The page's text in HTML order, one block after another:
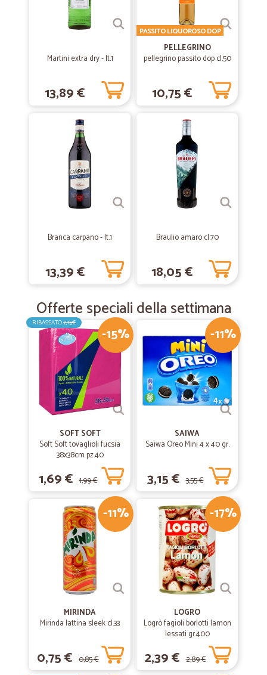
Martini extra dry - lt.1
13,89 €
PELLEGRINO
pellegrino passito dop cl.50
PASSITO LIQUOROSO DOP
10,75 €
Branca carpano - lt.1
13,39 €
Braulio amaro cl.70
18,05 €
Offerte speciali della settimana
-15%
RIBASSATO2,15€
SOFT SOFT
Soft Soft tovaglioli fucsia
38x38cm pz.40
1,69 € 1,99 €
-11%
SAIWA
Saiwa Oreo Mini 4 x 40 gr.
3,15 € 3,55 €
-11%
MIRINDA
Mirinda lattina sleek cl.33
0,75 € 0,85 €
-17%
LOGRO
Logrò fagioli borlotti lamon
lessati gr.400
2,39 € 2,89 €